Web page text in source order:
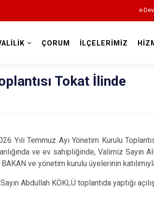
e-
ÇORUM İLÇELERİMİZ
Tokat İlinde
Yılı Temmuz Ayı Yönetim Kurulu
ve ev sahipliğinde, Valimiz Sayın
ve yönetim kurulu üyelerinin
Abdullah KÖKLÜ toplantıda yaptığı